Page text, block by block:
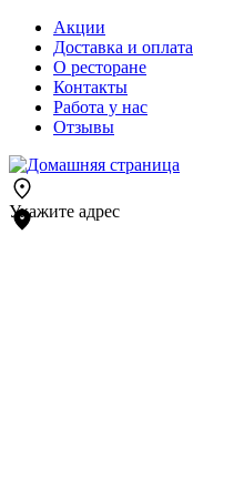
Акции
Доставка и оплата
О ресторане
Контакты
Работа у нас
Отзывы
Укажите адрес